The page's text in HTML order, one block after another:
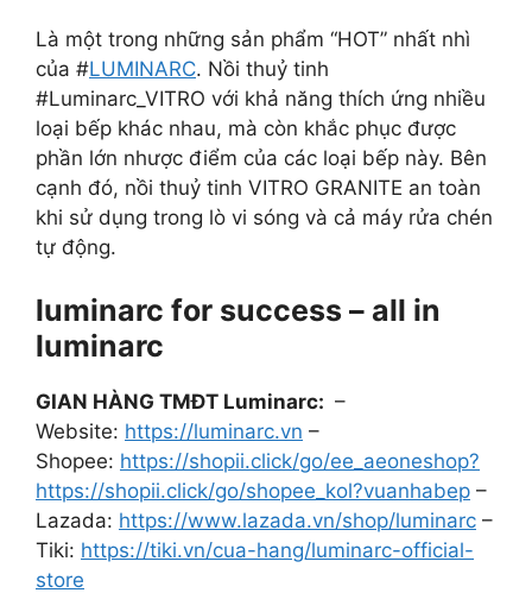
Là một trong những sản phẩm “HOT” nhất nhì
của #LUMINARC. Nồi thuỷ tinh
#Luminarc_VITRO với khả năng thích ứng nhiều
loại bếp khác nhau, mà còn khắc phục được
phần lớn nhược điểm của các loại bếp này. Bên
cạnh đó, nồi thuỷ tinh VITRO GRANITE an toàn
khi sử dụng trong lò vi sóng và cả máy rửa chén
tự động.
luminarc for success – all in
luminarc
GIAN HÀNG TMĐT Luminarc: –
Website: https://luminarc.vn –
Shopee: https://shopii.click/go/ee_aeoneshop?
https://shopii.click/go/shopee_kol?vuanhabep –
Lazada: https://www.lazada.vn/shop/luminarc –
Tiki: https://tiki.vn/cua-hang/luminarc-official-
store